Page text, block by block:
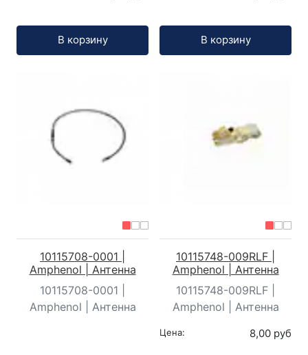
В корзину В корзину
10115708-0001 |
Amphenol | Антенна
10115708-0001 |
Amphenol | Антенна
10115748-009RLF |
Amphenol | Антенна
10115748-009RLF |
Amphenol | Антенна
Цена: 8,00 руб